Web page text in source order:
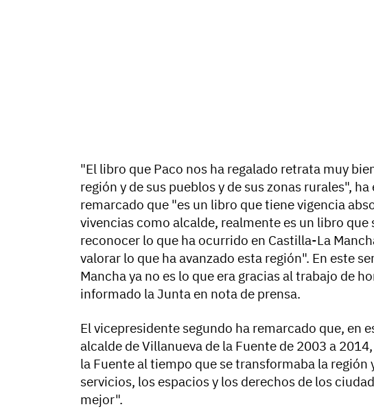
"El libro que Paco nos ha regalado retrata muy
región y de sus pueblos y de sus zonas rurales",
remarcado que "es un libro que tiene vigencia
vivencias como alcalde, realmente es un libro
reconocer lo que ha ocurrido en Castilla-La
valorar lo que ha avanzado esta región". En este
Mancha ya no es lo que era gracias al trabajo de
informado la Junta en nota de prensa.
El vicepresidente segundo ha remarcado que, en
alcalde de Villanueva de la Fuente de 2003 a
la Fuente al tiempo que se transformaba la
servicios, los espacios y los derechos de los
mejor".